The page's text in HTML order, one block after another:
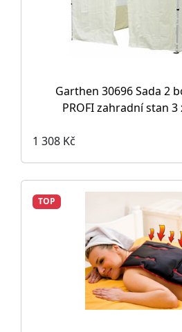
Garthen 30696 Sada 2
PROFI zahradní stan
1 308 Kč
TOP